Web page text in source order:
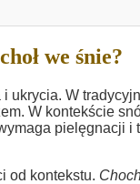
we śnie?
W
W kontekście
pielęgnacji
od kontekstu.